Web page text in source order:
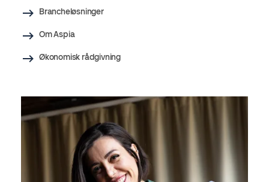
Brancheløsninger
Om Aspia
Økonomisk rådgivning